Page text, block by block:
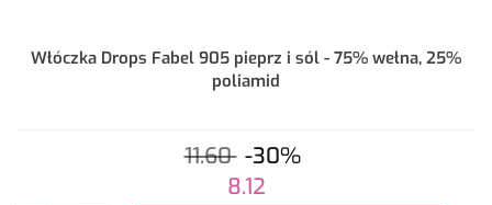
Włóczka Drops Fabel 905 pieprz i sól - 75% wełna, 25%
poliamid
11.60 -30%
8.12